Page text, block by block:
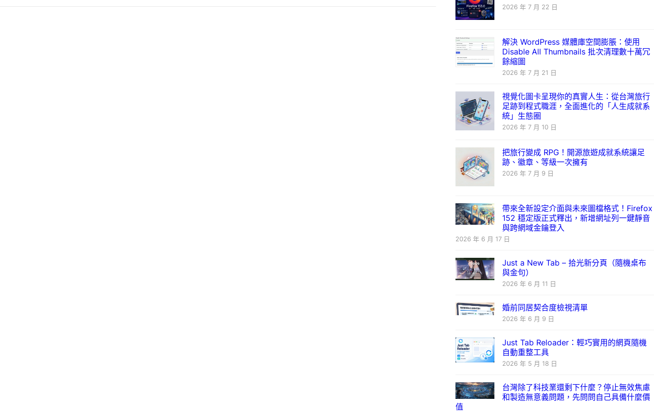
2026 年 7 月 22 日
解決 WordPress 媒體庫空間膨脹：使用
Disable All Thumbnails 批次清理數十萬冗
餘縮圖
2026 年 7 月 21 日
視覺化圖卡呈現你的真實人生：從台灣旅行
足跡到程式職涯，全面進化的「人生成就系
統」生態圈
2026 年 7 月 10 日
把旅行變成 RPG！開源旅遊成就系統讓足
跡、徽章、等級一次擁有
2026 年 7 月 9 日
帶來全新設定介面與未來圖檔格式！Firefox
152 穩定版正式釋出，新增網址列一鍵靜音
與跨網域金鑰登入
2026 年 6 月 17 日
Just a New Tab – 拾光新分頁（隨機桌布
與金句）
2026 年 6 月 11 日
婚前同居契合度檢視清單
2026 年 6 月 9 日
Just Tab Reloader：輕巧實用的網頁隨機
自動重整工具
2026 年 5 月 18 日
台灣除了科技業還剩下什麼？停止無效焦慮
和製造無意義問題，先問問自己具備什麼價
值